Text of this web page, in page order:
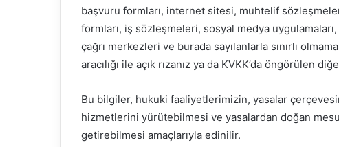
başvuru formları, internet sitesi, muhtelif
formları, iş sözleşmeleri, sosyal medya
çağrı merkezleri ve burada sayılanlarla sınırlı
aracılığı ile açık rızanız ya da KVKK’da öngörülen
Bu bilgiler, hukuki faaliyetlerimizin, yasalar
hizmetlerini yürütebilmesi ve yasalardan doğan
getirebilmesi amaçlarıyla edinilir.